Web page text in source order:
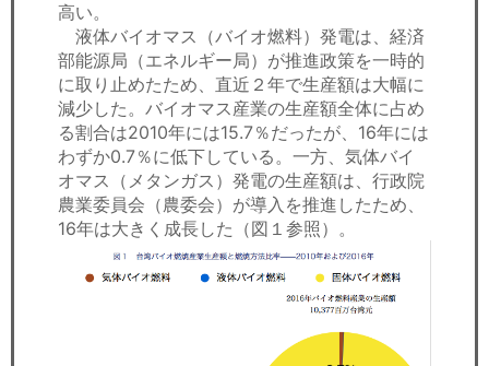
高い。
液体バイオマス（バイオ燃料）発電は、経済
部能源局（エネルギー局）が推進政策を一時的
に取り止めたため、直近２年で生産額は大幅に
減少した。バイオマス産業の生産額全体に占め
る割合は2010年には15.7％だったが、16年には
わずか0.7％に低下している。一方、気体バイ
オマス（メタンガス）発電の生産額は、行政院
農業委員会（農委会）が導入を推進したため、
16年は大きく成長した（図１参照）。